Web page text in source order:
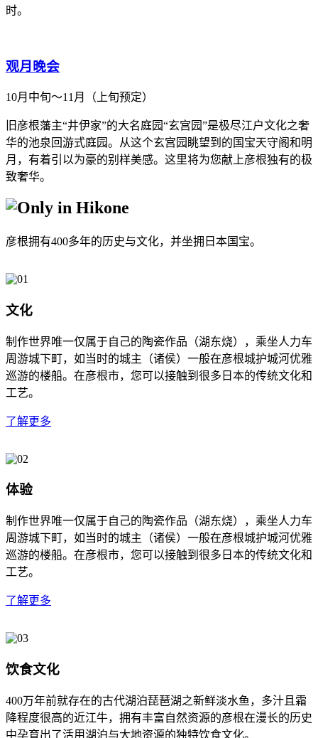
时。
观月晚会
10月中旬～11月（上旬预定）
旧彦根藩主“井伊家”的大名庭园“玄宫园”是极尽江户文化之奢
华的池泉回游式庭园。从这个玄宫园眺望到的国宝天守阁和明
月，有着引以为豪的别样美感。这里将为您献上彦根独有的极
致奢华。
彦根拥有400多年的历史与文化，并坐拥日本国宝。
文化
制作世界唯一仅属于自己的陶瓷作品（湖东烧），乘坐人力车
周游城下町，如当时的城主（诸侯）一般在彦根城护城河优雅
巡游的楼船。在彦根市，您可以接触到很多日本的传统文化和
工艺。
了解更多
体验
制作世界唯一仅属于自己的陶瓷作品（湖东烧），乘坐人力车
周游城下町，如当时的城主（诸侯）一般在彦根城护城河优雅
巡游的楼船。在彦根市，您可以接触到很多日本的传统文化和
工艺。
了解更多
饮食文化
400万年前就存在的古代湖泊琵琶湖之新鲜淡水鱼，多汁且霜
降程度很高的近江牛，拥有丰富自然资源的彦根在漫长的历史
中孕育出了活用湖泊与大地资源的独特饮食文化。